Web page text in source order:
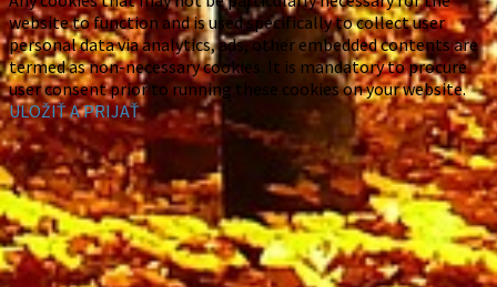
website to function and is used specifically to collect user
personal data via analytics, ads, other embedded contents are
termed as non-necessary cookies. It is mandatory to procure
user consent prior to running these cookies on your website.
ULOŽIŤ A PRIJAŤ